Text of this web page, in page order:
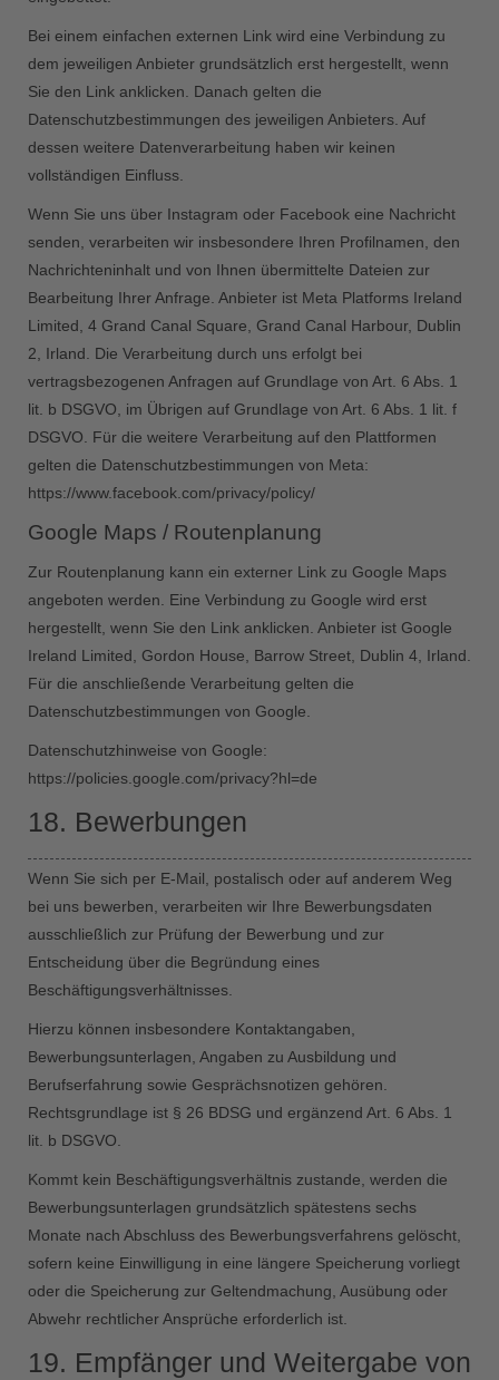
Bei einem einfachen externen Link wird eine Verbindung zu
dem jeweiligen Anbieter grundsätzlich erst hergestellt, wenn
Sie den Link anklicken. Danach gelten die
Datenschutzbestimmungen des jeweiligen Anbieters. Auf
dessen weitere Datenverarbeitung haben wir keinen
vollständigen Einfluss.
Wenn Sie uns über Instagram oder Facebook eine Nachricht
senden, verarbeiten wir insbesondere Ihren Profilnamen, den
Nachrichteninhalt und von Ihnen übermittelte Dateien zur
Bearbeitung Ihrer Anfrage. Anbieter ist Meta Platforms Ireland
Limited, 4 Grand Canal Square, Grand Canal Harbour, Dublin
2, Irland. Die Verarbeitung durch uns erfolgt bei
vertragsbezogenen Anfragen auf Grundlage von Art. 6 Abs. 1
lit. b DSGVO, im Übrigen auf Grundlage von Art. 6 Abs. 1 lit. f
DSGVO. Für die weitere Verarbeitung auf den Plattformen
gelten die Datenschutzbestimmungen von Meta:
https://www.facebook.com/privacy/policy/
Google Maps / Routenplanung
Zur Routenplanung kann ein externer Link zu Google Maps
angeboten werden. Eine Verbindung zu Google wird erst
hergestellt, wenn Sie den Link anklicken. Anbieter ist Google
Ireland Limited, Gordon House, Barrow Street, Dublin 4, Irland.
Für die anschließende Verarbeitung gelten die
Datenschutzbestimmungen von Google.
Datenschutzhinweise von Google:
https://policies.google.com/privacy?hl=de
18. Bewerbungen
Wenn Sie sich per E-Mail, postalisch oder auf anderem Weg
bei uns bewerben, verarbeiten wir Ihre Bewerbungsdaten
ausschließlich zur Prüfung der Bewerbung und zur
Entscheidung über die Begründung eines
Beschäftigungsverhältnisses.
Hierzu können insbesondere Kontaktangaben,
Bewerbungsunterlagen, Angaben zu Ausbildung und
Berufserfahrung sowie Gesprächsnotizen gehören.
Rechtsgrundlage ist § 26 BDSG und ergänzend Art. 6 Abs. 1
lit. b DSGVO.
Kommt kein Beschäftigungsverhältnis zustande, werden die
Bewerbungsunterlagen grundsätzlich spätestens sechs
Monate nach Abschluss des Bewerbungsverfahrens gelöscht,
sofern keine Einwilligung in eine längere Speicherung vorliegt
oder die Speicherung zur Geltendmachung, Ausübung oder
Abwehr rechtlicher Ansprüche erforderlich ist.
19. Empfänger und Weitergabe von